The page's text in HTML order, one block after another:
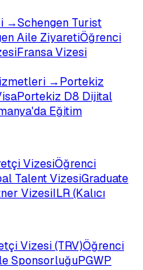
→Schengen Turist
Aile ZiyaretiÖğrenci
Fransa Vizesi
→Portekiz
Portekiz D8 Dijital
Eğitim
VizesiÖğrenci
Talent VizesiGraduate
VizesiILR (Kalıcı
Vizesi (TRV)Öğrenci
SponsorluğuPGWP